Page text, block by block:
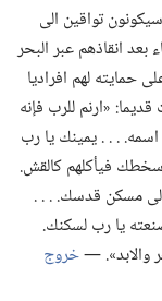
تواقين الى
بعد انقاذهم عبر البحر
حمايته لهم افراديا
«ارنم للرب فإنه
.‏ .‏ .‏ يمينك يا رب
فيأكلهم كالقش.‏
الى مسكن قدسك.‏ .‏ .‏ .‏
يا رب لسكنك.‏
والابد».‏ —‏خروج